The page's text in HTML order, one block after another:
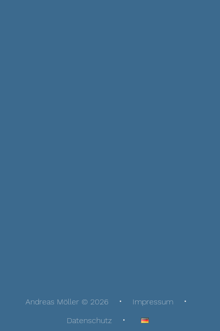
Andreas Möller © 2026
Impressum
Datenschutz